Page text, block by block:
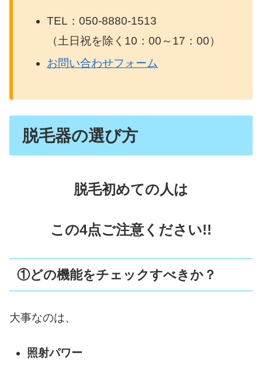
TEL：050-8880-1513
（土日祝を除く10：00～17：00）
お問い合わせフォーム
脱毛器の選び方
脱毛初めての人は
この4点ご注意ください!!
①どの機能をチェックすべきか？
大事なのは、
照射パワー